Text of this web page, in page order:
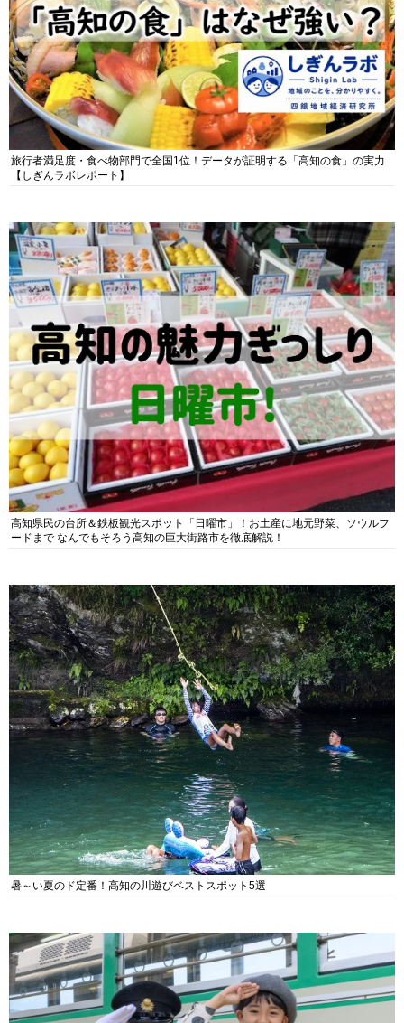
旅行者満足度・食べ物部門で全国1位！データが証明する「高知の食」の実力
【しぎんラボレポート】
高知県民の台所＆鉄板観光スポット「日曜市」！お土産に地元野菜、ソウルフ
ードまで なんでもそろう高知の巨大街路市を徹底解説！
暑～い夏のド定番！高知の川遊びベストスポット5選